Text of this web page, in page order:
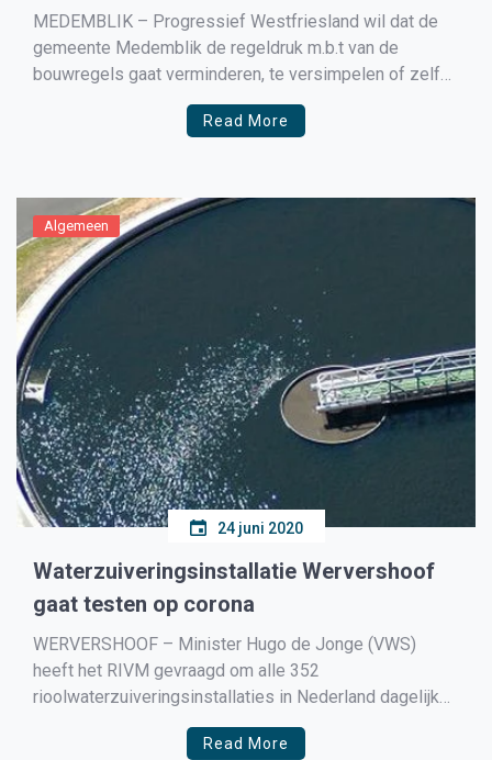
Medemblik
MEDEMBLIK – Progressief Westfriesland wil dat de
gemeente Medemblik de regeldruk m.b.t van de
bouwregels gaat verminderen, te versimpelen of zelfs
af te schaffen. Fractievoorzitter Siem Zeilemaker(PWF)
wijst naar het coalitieprogramma waar het terugdringen
Read More
Algemeen
24 juni 2020
Waterzuiveringsinstallatie Wervershoof
gaat testen op corona
WERVERSHOOF – Minister Hugo de Jonge (VWS)
heeft het RIVM gevraagd om alle 352
rioolwaterzuiveringsinstallaties in Nederland dagelijks
te monitoren op de aanwezigheid van het coronavirus.
Het is de bedoeling dat deze cijfers worden
Read More